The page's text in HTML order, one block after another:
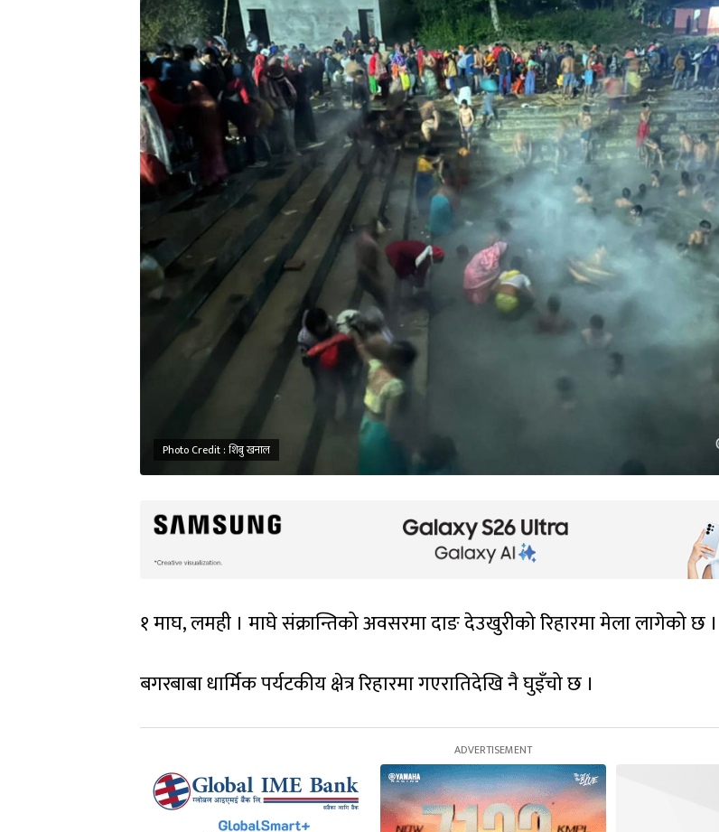
Photo Credit : शिबु खनाल
१ माघ, लमही । माघे संक्रान्तिको अवसरमा दाङ देउखुरीको रिहारमा मेला लागेको छ ।
बगरबाबा धार्मिक पर्यटकीय क्षेत्र रिहारमा गएरातिदेखि नै घुइँचो छ ।